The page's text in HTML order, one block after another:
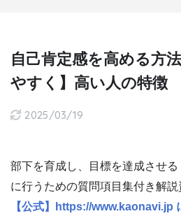
自己肯定感を高める方
やすく】高い人の特徴
2025/03/19
部下を育成し、目標を達成させ
に行うための質問項目集付き解
【公式】https://www.kaonavi.jp